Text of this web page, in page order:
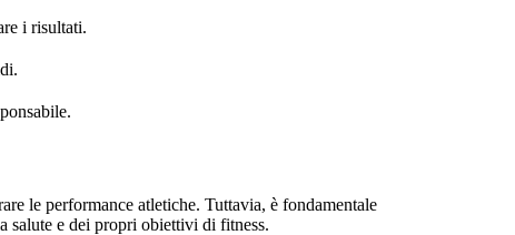
i risultati.
le performance atletiche. Tuttavia, è fondamentale
salute e dei propri obiettivi di fitness.